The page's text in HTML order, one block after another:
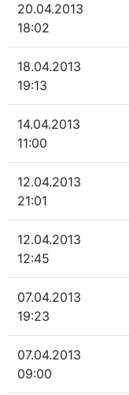
20.04.2013
18:02
18.04.2013
19:13
14.04.2013
11:00
12.04.2013
21:01
12.04.2013
12:45
07.04.2013
19:23
07.04.2013
09:00